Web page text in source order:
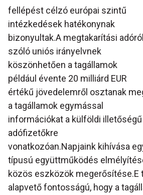
fellépést célzó európai szintű
intézkedések hatékonynak
bizonyultak.A megtakarítási adóról
szóló uniós irányelvnek
köszönhetően a tagállamok
például évente 20 milliárd EUR
értékű jövedelemről osztanak
a tagállamok egymással
információkat a külföldi illetőségű
adófizetőkre
vonatkozóan.Napjaink kihívása
típusú együttműködés
közös eszközök megerősítése.E
alapvető fontosságú, hogy a